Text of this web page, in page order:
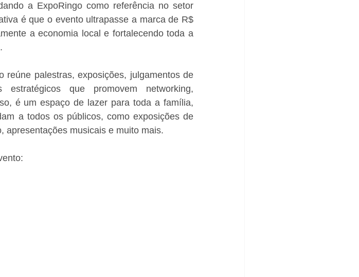
a ExpoRingo como referência no setor
é que o evento ultrapasse a marca de R$
a economia local e fortalecendo toda a
reúne palestras, exposições, julgamentos de
que promovem networking,
é um espaço de lazer para toda a família,
a todos os públicos, como exposições de
apresentações musicais e muito mais.